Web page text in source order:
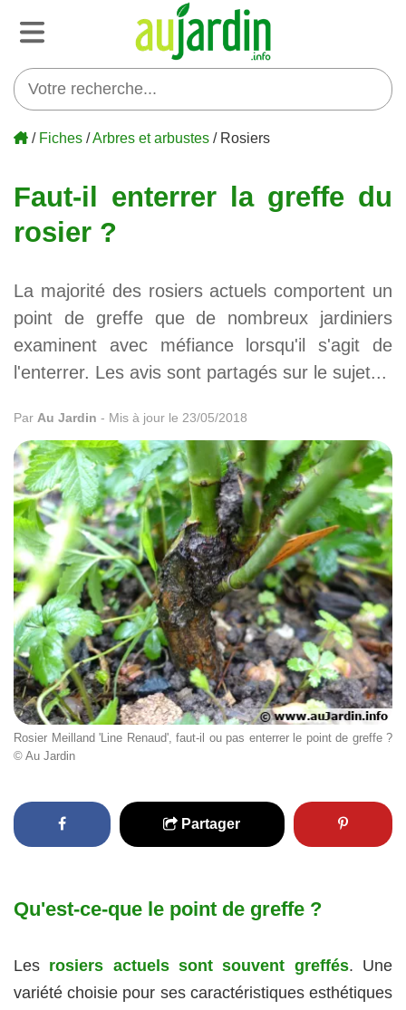
/ Fiches /Arbres et arbustes / Rosiers
Faut-il enterrer la greffe du
rosier ?
La majorité des rosiers actuels comportent un
point de greffe que de nombreux jardiniers
examinent avec méfiance lorsqu'il s'agit de
l'enterrer. Les avis sont partagés sur le sujet...
Par Au Jardin - Mis à jour le 23/05/2018
Rosier Meilland 'Line Renaud', faut-il ou pas enterrer le point de greffe ?
© Au Jardin
Partager
Qu'est-ce-que le point de greffe ?
Les rosiers actuels sont souvent greffés. Une
variété choisie pour ses caractéristiques esthétiques